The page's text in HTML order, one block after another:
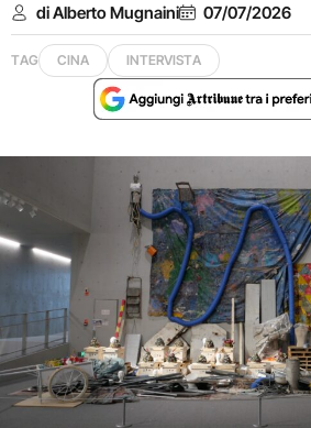
di Alberto Mugnaini 07/07/2026
TAG CINA INTERVISTA